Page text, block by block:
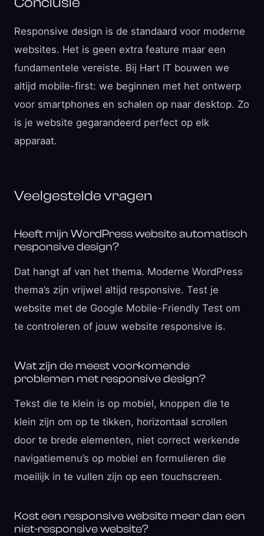
Responsive design is de standaard voor moderne
websites. Het is geen extra feature maar een
fundamentele vereiste. Bij Hart IT bouwen we
altijd mobile-first: we beginnen met het ontwerp
voor smartphones en schalen op naar desktop. Zo
is je website gegarandeerd perfect op elk
apparaat.
Veelgestelde vragen
Heeft mijn WordPress website automatisch
responsive design?
Dat hangt af van het thema. Moderne WordPress
thema’s zijn vrijwel altijd responsive. Test je
website met de Google Mobile-Friendly Test om
te controleren of jouw website responsive is.
Wat zijn de meest voorkomende
problemen met responsive design?
Tekst die te klein is op mobiel, knoppen die te
klein zijn om op te tikken, horizontaal scrollen
door te brede elementen, niet correct werkende
navigatiemenu’s op mobiel en formulieren die
moeilijk in te vullen zijn op een touchscreen.
Kost een responsive website meer dan een
niet-responsive website?